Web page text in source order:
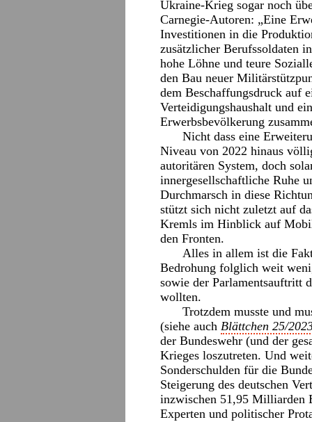
Ukraine-Krieg sogar noch
Carnegie-Autoren: „Eine
Investitionen in die
zusätzlicher Berufssoldaten
hohe Löhne und teure
den Bau neuer
dem Beschaffungsdruck auf
Verteidigungshaushalt und
Erwerbsbevölkerung
Nicht dass eine
Niveau von 2022 hinaus
autoritären System, doch
innergesellschaftliche Ruhe
Durchmarsch in diese
stützt sich nicht zuletzt auf
Kremls im Hinblick auf
den Fronten.
Alles in allem ist die
Bedrohung folglich weit
sowie der Parlamentsauftritt
wollten.
Trotzdem musste und
(siehe auch Blättchen 25/
der Bundeswehr (und der
Krieges loszutreten. Und
Sonderschulden für die
Steigerung des deutschen
inzwischen 51,95 Milliarden
Experten und politischer